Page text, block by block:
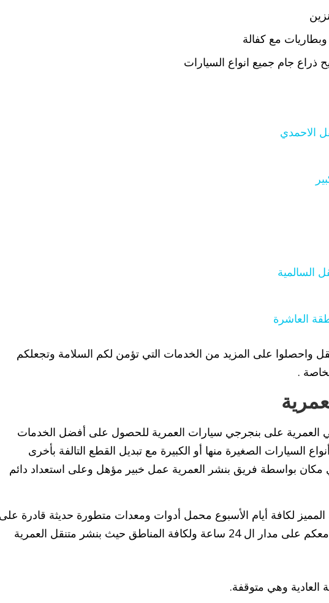
مع كفالة
ذراع جام جميع انواع السيارات
الاحمدي
السالمية
العاشرة
واحصلوا على المزيد من الخدمات التي تؤمن لكم السلامة وتجعلكم
.
العمرية على بنجرجي سيارات العمرية للحصول على أفضل الخدمات
السيارات الصغيرة منها أو الكبيرة مع تبديل القطع التالفة بأخرى
مكان بواسطة فريق بنشر العمرية عمل خبير مؤهل وعلى استعداد دائم
لكافة أيام الأسبوع محمل أدوات ومعدات متطورة حديثة قادرة
كشف العطل بسرعة ودقة عالية معكم على مدار ال 24 ساعة ولكافة المناطق حيث بنشر متنقل العمرية
وهي متوقفة.